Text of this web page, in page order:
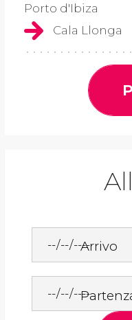
Porto d'Ibiza
Cala Llonga
Arrivo